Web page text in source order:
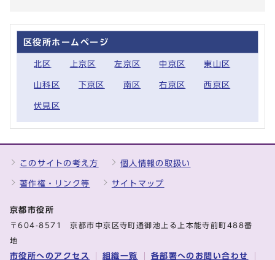
区役所ホームページ
北区 上京区 左京区 中京区 東山区
山科区 下京区 南区 右京区 西京区
伏見区
このサイトの考え方 個人情報の取扱い
著作権・リンク等 サイトマップ
京都市役所
〒604-8571 京都市中京区寺町通御池上る上本能寺前町488番
地
市役所へのアクセス 組織一覧 各部署へのお問い合わせ